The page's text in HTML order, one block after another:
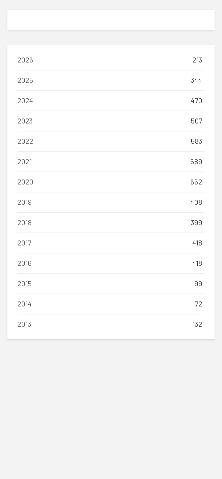
2026 213
2025 344
2024 470
2023 507
2022 583
2021 689
2020 652
2019 408
2018 399
2017 418
2016 418
2015 99
2014 72
2013 132